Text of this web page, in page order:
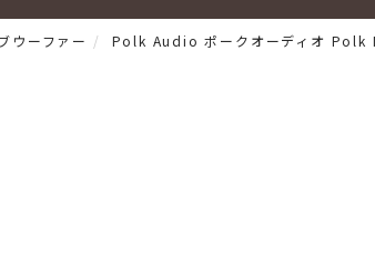
ウーファー Polk Audio ポークオーディオ Polk